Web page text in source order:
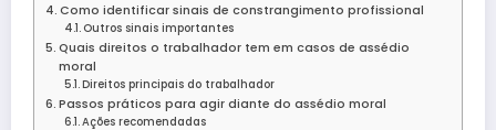
Como identificar sinais de constrangimento profissional
Outros sinais importantes
Quais direitos o trabalhador tem em casos de assédio
moral
Direitos principais do trabalhador
Passos práticos para agir diante do assédio moral
Ações recomendadas